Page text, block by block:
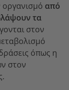
οργανισμό από
τα
στον
όπως η
στον